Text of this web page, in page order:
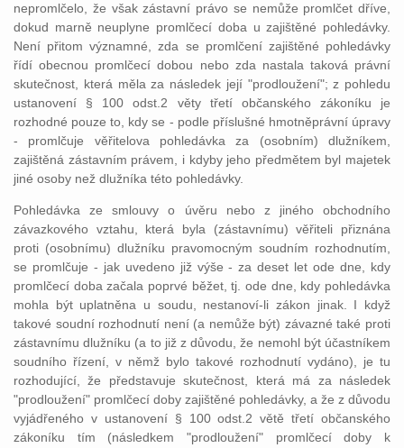
nepromlčelo, že však zástavní právo se nemůže promlčet dříve,
dokud marně neuplyne promlčecí doba u zajištěné pohledávky.
Není přitom významné, zda se promlčení zajištěné pohledávky
řídí obecnou promlčecí dobou nebo zda nastala taková právní
skutečnost, která měla za následek její "prodloužení"; z pohledu
ustanovení § 100 odst.2 věty třetí občanského zákoníku je
rozhodné pouze to, kdy se - podle příslušné hmotněprávní úpravy
- promlčuje věřitelova pohledávka za (osobním) dlužníkem,
zajištěná zástavním právem, i kdyby jeho předmětem byl majetek
jiné osoby než dlužníka této pohledávky.
Pohledávka ze smlouvy o úvěru nebo z jiného obchodního
závazkového vztahu, která byla (zástavnímu) věřiteli přiznána
proti (osobnímu) dlužníku pravomocným soudním rozhodnutím,
se promlčuje - jak uvedeno již výše - za deset let ode dne, kdy
promlčecí doba začala poprvé běžet, tj. ode dne, kdy pohledávka
mohla být uplatněna u soudu, nestanoví-li zákon jinak. I když
takové soudní rozhodnutí není (a nemůže být) závazné také proti
zástavnímu dlužníku (a to již z důvodu, že nemohl být účastníkem
soudního řízení, v němž bylo takové rozhodnutí vydáno), je tu
rozhodující, že představuje skutečnost, která má za následek
"prodloužení" promlčecí doby zajištěné pohledávky, a že z důvodu
vyjádřeného v ustanovení § 100 odst.2 větě třetí občanského
zákoníku tím (následkem "prodloužení" promlčecí doby k